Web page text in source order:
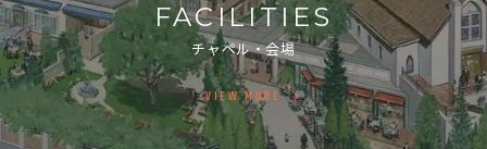
FACILITIES
チャペル・会場
VIEW MORE